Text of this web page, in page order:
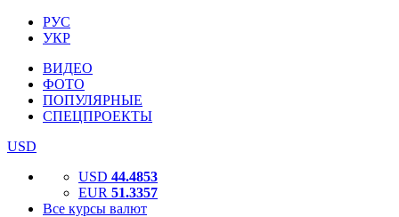
РУС
УКР
ВИДЕО
ФОТО
ПОПУЛЯРНЫЕ
СПЕЦПРОЕКТЫ
USD
USD 44.4853
EUR 51.3357
Все курсы валют